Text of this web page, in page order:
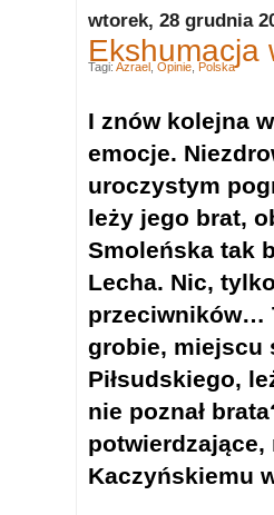
wtorek, 28 grudnia
Ekshumacja
I znów kolejna
emocje.
uroczystym
leży jego brat,
Smoleńska tak
Lecha. Nic,
przeciwników…
grobie, miejscu
Piłsudskiego,
nie poznał
potwierdzające,
Kaczyńskiemu
Tagi: Azrael , Opinie, Polska